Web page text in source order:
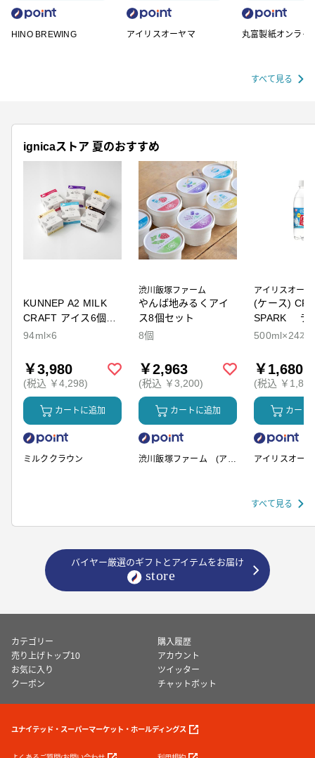
HINO BREWING アイリスオーヤマ
丸富製紙オンライ
すべて見る
ignicaストア 夏のおすすめ
KUNNEP A2 MILK
CRAFT アイス6個セ
ット
94ml×6
￥3,980
(税込 ￥4,298)
カートに追加
ミルククラウン
渋川飯塚ファーム
やんば地みるくアイ
ス8個セット
8個
￥2,963
(税込 ￥3,200)
カートに追加
渋川飯塚ファーム (アイ
アイリスオーヤ
(ケース)
SPARK ラ
500ml×24本
￥1,680
(税込 ￥
カート
アイリスオー
すべて見る
バイヤー厳選のギフトとアイテムをお届け
カテゴリー
購入履歴
売り上げトップ10
アカウント
お気に入り
ツイッター
クーポン
チャットボット
ユナイテッド・スーパーマーケット・ホールディングス